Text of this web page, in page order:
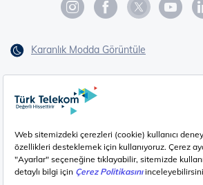
Karanlık Modda Görüntüle
EN (Translate)
Erişilebilirlik
İşaret Dili Çevirisi